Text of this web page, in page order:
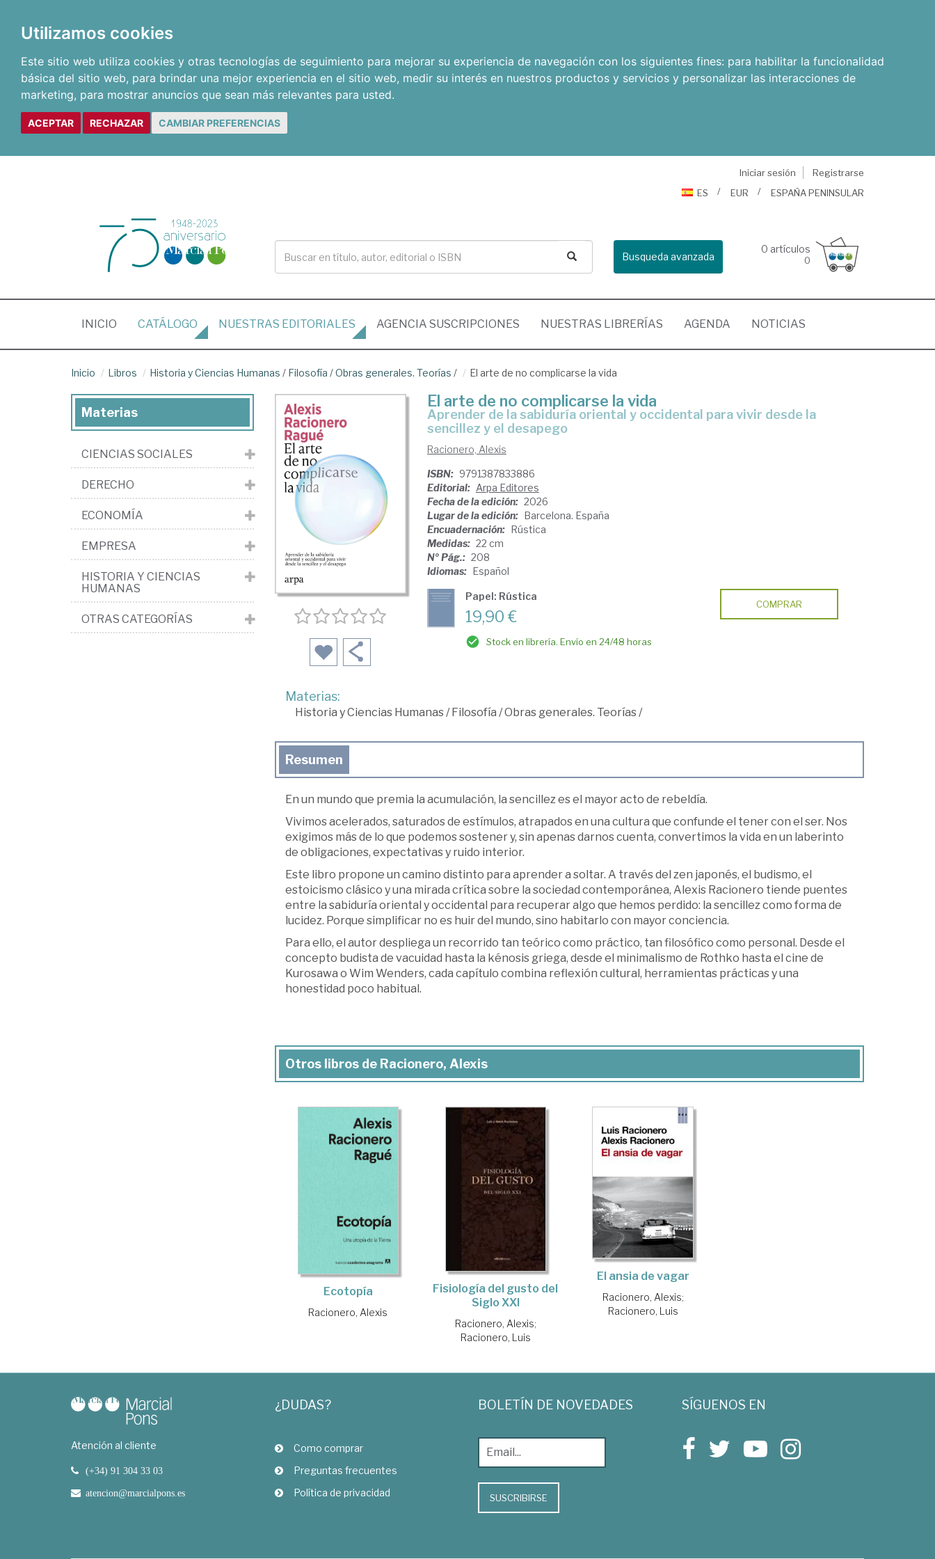
Utilizamos cookies
Este sitio web utiliza cookies y otras tecnologías de seguimiento para mejorar su experiencia de navegación con los siguientes fines: para habilitar la funcionalidad
básica del sitio web, para brindar una mejor experiencia en el sitio web, medir su interés en nuestros productos y servicios y personalizar las interacciones de
marketing, para mostrar anuncios que sean más relevantes para usted.
ACEPTAR RECHAZAR CAMBIAR PREFERENCIAS
Iniciar sesión
Registrarse
ES
EUR ESPAÑA PENINSULAR
Busqueda avanzada
0 artículos
0
INICIO (CURRENT)
CATÁLOGO NUESTRAS EDITORIALES AGENCIA SUSCRIPCIONES NUESTRAS LIBRERÍAS AGENDA NOTICIAS
Inicio Libros Historia y Ciencias Humanas / Filosofía /Obras generales. Teorías / El arte de no complicarse la vida
El arte de no complicarse la vida
Aprender de la sabiduría oriental y occidental para vivir desde la
sencillez y el desapego
Racionero, Alexis
ISBN: 9791387833886
Editorial: Arpa Editores
Fecha de la edición: 2026
Lugar de la edición: Barcelona. España
Encuadernación: Rústica
Medidas: 22 cm
Nº Pág.: 208
Idiomas: Español
Papel: Rústica
19,90 €
Stock en librería. Envío en 24/48 horas
COMPRAR
Materias:
Historia y Ciencias Humanas/Filosofía /Obras generales. Teorías/
Resumen
En un mundo que premia la acumulación, la sencillez es el mayor acto de rebeldía.
Vivimos acelerados, saturados de estímulos, atrapados en una cultura que confunde el tener con el ser. Nos
exigimos más de lo que podemos sostener y, sin apenas darnos cuenta, convertimos la vida en un laberinto
de obligaciones, expectativas y ruido interior.
Este libro propone un camino distinto para aprender a soltar. A través del zen japonés, el budismo, el
estoicismo clásico y una mirada crítica sobre la sociedad contemporánea, Alexis Racionero tiende puentes
entre la sabiduría oriental y occidental para recuperar algo que hemos perdido: la sencillez como forma de
lucidez. Porque simplificar no es huir del mundo, sino habitarlo con mayor conciencia.
Para ello, el autor despliega un recorrido tan teórico como práctico, tan filosófico como personal. Desde el
concepto budista de vacuidad hasta la kénosis griega, desde el minimalismo de Rothko hasta el cine de
Kurosawa o Wim Wenders, cada capítulo combina reflexión cultural, herramientas prácticas y una
honestidad poco habitual.
Otros libros de Racionero, Alexis
Ecotopía
Racionero, Alexis
Fisiología del gusto del
Siglo XXI
Racionero, Alexis;
Racionero, Luis
El ansia de vagar
Racionero, Alexis;
Racionero, Luis
Materias
CIENCIAS SOCIALES
DERECHO
ECONOMÍA
EMPRESA
HISTORIA Y CIENCIAS
HUMANAS
OTRAS CATEGORÍAS
Atención al cliente
(+34) 91 304 33 03
atencion@marcialpons.es
¿DUDAS?
Como comprar
Preguntas frecuentes
Política de privacidad
BOLETÍN DE NOVEDADES
SUSCRIBIRSE
SÍGUENOS EN